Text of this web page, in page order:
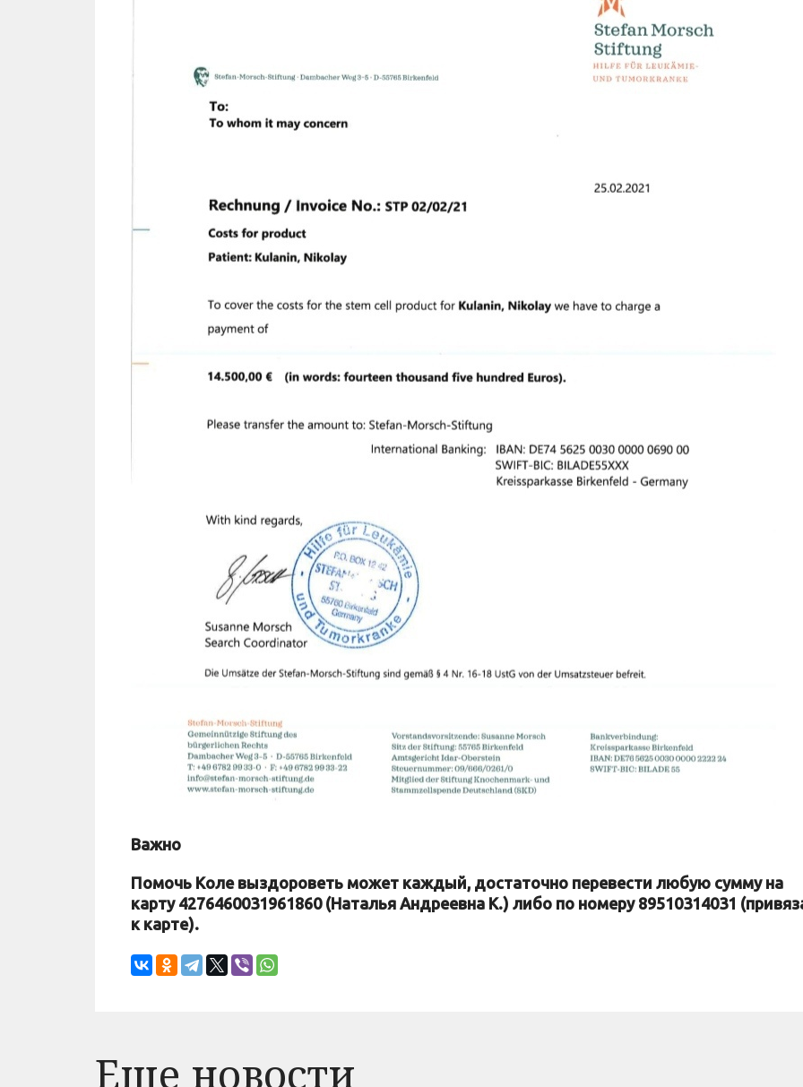
Важно
Помочь Коле выздороветь может каждый, достаточно перевести любую сумму на
карту 4276460031961860 (Наталья Андреевна К.) либо по номеру 89510314031
к карте).
Еще новости